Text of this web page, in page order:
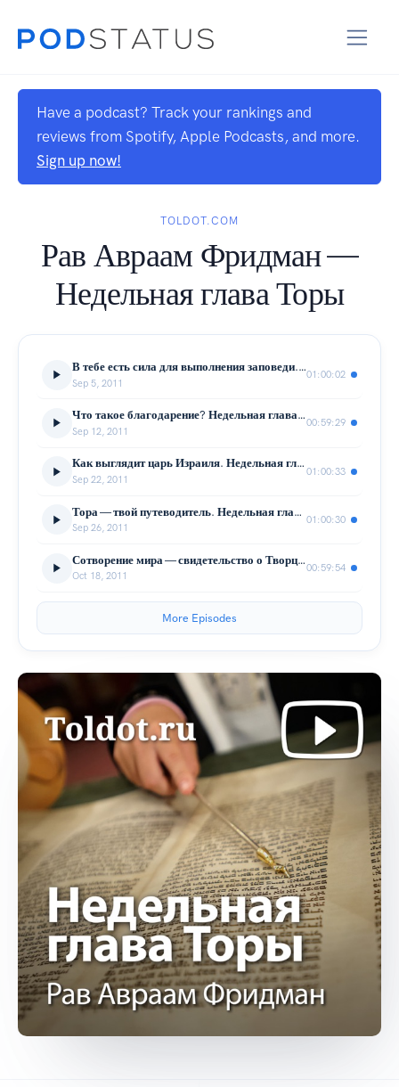
Have a podcast? Track your rankings and
reviews from Spotify, Apple Podcasts, and more.
Sign up now!
TOLDOT.COM
Рав Авраам Фридман —
Недельная глава Торы
В тебе есть сила для выполнения заповеди. Недельная глава Ки Теце
Sep 5, 2011
01:00:02
Что такое благодарение? Недельная глава Ки Таво
Sep 12, 2011
00:59:29
Как выглядит царь Израиля. Недельная глава Ваелех
Sep 22, 2011
01:00:33
Тора — твой путеводитель. Недельная глава Аазину
Sep 26, 2011
01:00:30
Сотворение мира — свидетельство о Творце. Недельная глава Брешит
Oct 18, 2011
00:59:54
More Episodes